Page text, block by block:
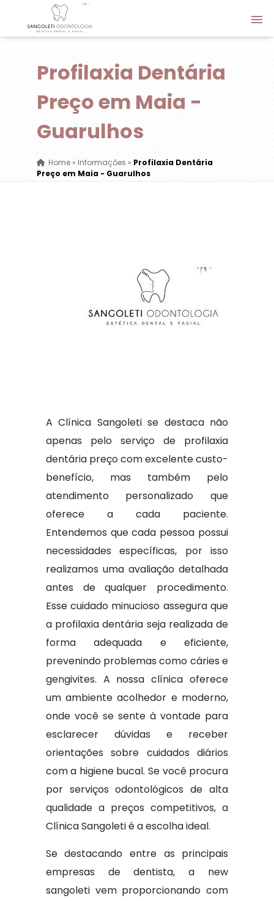
Profilaxia Dentária
Preço em Maia -
Guarulhos
Home» Informações » Profilaxia Dentária
Preço em Maia - Guarulhos
A Clínica Sangoleti se destaca não
apenas pelo serviço de profilaxia
dentária preço com excelente custo-
benefício, mas também pelo
atendimento personalizado que
oferece a cada paciente.
Entendemos que cada pessoa possui
necessidades específicas, por isso
realizamos uma avaliação detalhada
antes de qualquer procedimento.
Esse cuidado minucioso assegura que
a profilaxia dentária seja realizada de
forma adequada e eficiente,
prevenindo problemas como cáries e
gengivites. A nossa clínica oferece
um ambiente acolhedor e moderno,
onde você se sente à vontade para
esclarecer dúvidas e receber
orientações sobre cuidados diários
com a higiene bucal. Se você procura
por serviços odontológicos de alta
qualidade a preços competitivos, a
Clínica Sangoleti é a escolha ideal.
Se destacando entre as principais
empresas de dentista, a new
sangoleti vem proporcionando com